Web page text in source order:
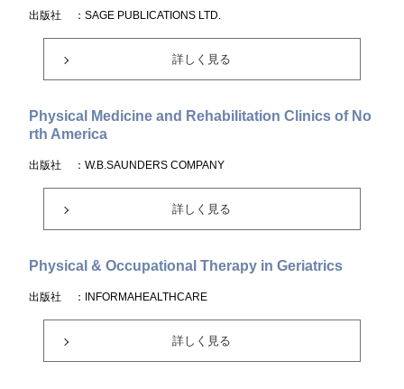
出版社 ：SAGE PUBLICATIONS LTD.
詳しく見る
Physical Medicine and Rehabilitation Clinics of No
rth America
出版社 ：W.B.SAUNDERS COMPANY
詳しく見る
Physical & Occupational Therapy in Geriatrics
出版社 ：INFORMAHEALTHCARE
詳しく見る